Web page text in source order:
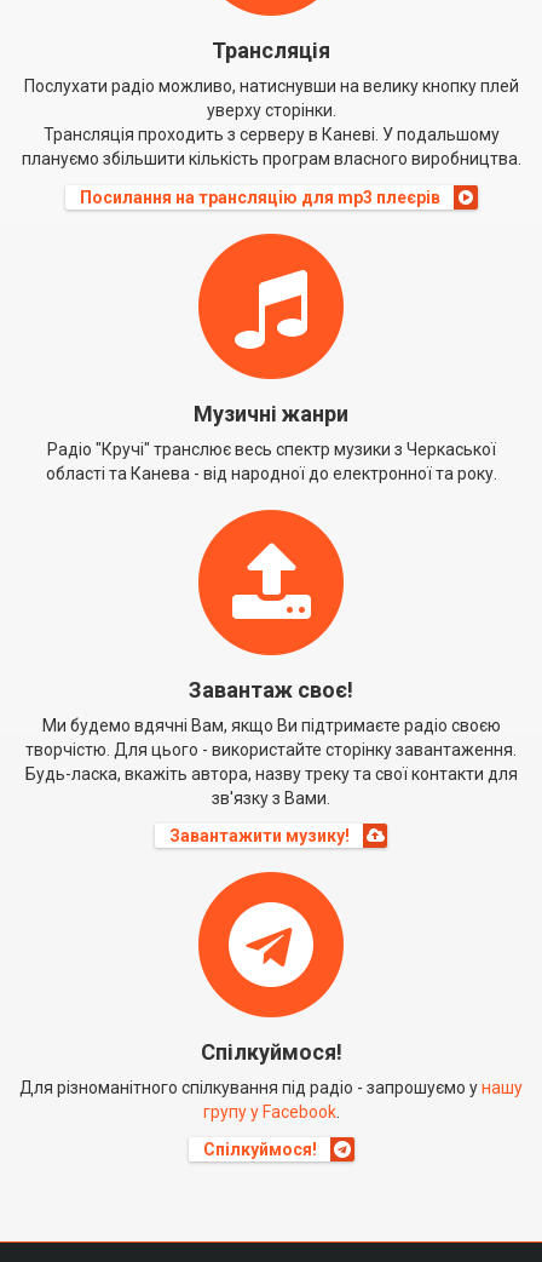
Трансляція
Послухати радіо можливо, натиснувши на велику кнопку плей
уверху сторінки.
Трансляція проходить з серверу в Каневі. У подальшому
плануємо збільшити кількість програм власного виробництва.
Посилання на трансляцію для mp3 плеєрів
Музичні жанри
Радіо "Кручі" транслює весь спектр музики з Черкаської
області та Канева - від народної до електронної та року.
Завантаж своє!
Ми будемо вдячні Вам, якщо Ви підтримаєте радіо своєю
творчістю. Для цього - використайте сторінку завантаження.
Будь-ласка, вкажіть автора, назву треку та свої контакти для
зв'язку з Вами.
Завантажити музику!
Спілкуймося!
Для різноманітного спілкування під радіо - запрошуємо унашу
групу у Facebook.
Спілкуймося!